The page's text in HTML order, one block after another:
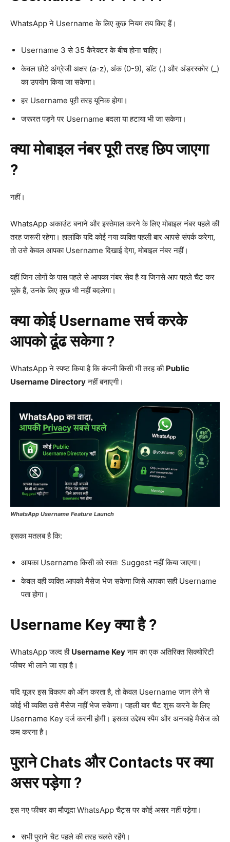
WhatsApp ने Username के लिए कुछ नियम तय किए हैं।
Username 3 से 35 कैरेक्टर के बीच होना चाहिए।
केवल छोटे अंग्रेजी अक्षर (a-z), अंक (0-9), डॉट (.) और अंडरस्कोर (_)
का उपयोग किया जा सकेगा।
हर Username पूरी तरह यूनिक होगा।
जरूरत पड़ने पर Username बदला या हटाया भी जा सकेगा।
क्या मोबाइल नंबर पूरी तरह छिप जाएगा
?
नहीं।
WhatsApp अकाउंट बनाने और इस्तेमाल करने के लिए मोबाइल नंबर पहले की
तरह जरूरी रहेगा। हालांकि यदि कोई नया व्यक्ति पहली बार आपसे संपर्क करेगा,
तो उसे केवल आपका Username दिखाई देगा, मोबाइल नंबर नहीं।
वहीं जिन लोगों के पास पहले से आपका नंबर सेव है या जिनसे आप पहले चैट कर
चुके हैं, उनके लिए कुछ भी नहीं बदलेगा।
क्या कोई Username सर्च करके
आपको ढूंढ सकेगा ?
WhatsApp ने स्पष्ट किया है कि कंपनी किसी भी तरह की Public
Username Directoryनहीं बनाएगी।
WhatsApp Username Feature Launch
इसका मतलब है कि:
आपका Username किसी को स्वतः Suggest नहीं किया जाएगा।
केवल वही व्यक्ति आपको मैसेज भेज सकेगा जिसे आपका सही Username
पता होगा।
Username Key क्या है ?
WhatsApp जल्द ही Username Keyनाम का एक अतिरिक्त सिक्योरिटी
फीचर भी लाने जा रहा है।
यदि यूजर इस विकल्प को ऑन करता है, तो केवल Username जान लेने से
कोई भी व्यक्ति उसे मैसेज नहीं भेज सकेगा। पहली बार चैट शुरू करने के लिए
Username Key दर्ज करनी होगी। इसका उद्देश्य स्पैम और अनचाहे मैसेज को
कम करना है।
पुराने Chats और Contacts पर क्या
असर पड़ेगा ?
इस नए फीचर का मौजूदा WhatsApp चैट्स पर कोई असर नहीं पड़ेगा।
सभी पुराने चैट पहले की तरह चलते रहेंगे।